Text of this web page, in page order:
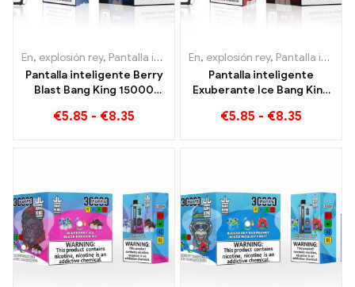
En, explosión rey, Pantalla inteligente Bang King 15000 Soplo ,
Pantalla inteligente Berry
Blast Bang King 15000
desechable de nueva
€5.85 - €8.35
En, explosión rey, Pantalla inteligente Bang King 15000 Soplo
Pantalla inteligente
Exuberante Ice Bang King
perfectamente
€5.85 - €8.35